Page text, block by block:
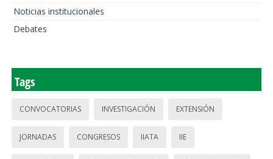
Noticias institucionales
Debates
Tags
CONVOCATORIAS INVESTIGACIÓN EXTENSIÓN
JORNADAS CONGRESOS IIATA IIE